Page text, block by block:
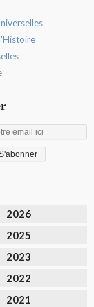
2026
2025
2023
2022
2021